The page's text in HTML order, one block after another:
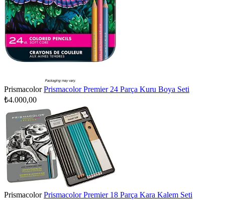
Prismacolor Prismacolor Premier 24 Parça Kuru Boya Seti
₺4.000,00
Prismacolor Prismacolor Premier 18 Parça Kara Kalem Seti